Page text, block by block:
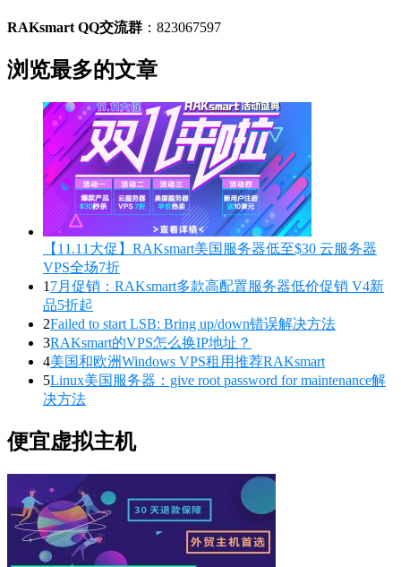
RAKsmart QQ交流群 ：823067597
浏览最多的文章
【11.11大促】RAKsmart美国服务器低至$30 云服务器
VPS全场7折
1 7月促销：RAKsmart多款高配置服务器低价促销 V4新
品5折起
2Failed to start LSB: Bring up/down错误解决方法
3RAKsmart的VPS怎么换IP地址？
4美国和欧洲Windows VPS租用推荐RAKsmart
5Linux美国服务器：give root password for maintenance解
决方法
便宜虚拟主机